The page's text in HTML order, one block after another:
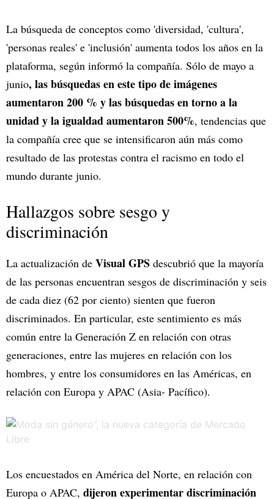
La búsqueda de conceptos como 'diversidad, 'cultura',
'personas reales' e 'inclusión' aumenta todos los años en la
plataforma, según informó la compañía. Sólo de mayo a
junio, las búsquedas en este tipo de imágenes
aumentaron 200 % y las búsquedas en torno a la
unidad y la igualdad aumentaron 500%, tendencias que
la compañía cree que se intensificaron aún más como
resultado de las protestas contra el racismo en todo el
mundo durante junio.
Hallazgos sobre sesgo y
discriminación
La actualización de Visual GPS descubrió que la mayoría
de las personas encuentran sesgos de discriminación y seis
de cada diez (62 por ciento) sienten que fueron
discriminados. En particular, este sentimiento es más
común entre la Generación Z en relación con otras
generaciones, entre las mujeres en relación con los
hombres, y entre los consumidores en las Américas, en
relación con Europa y APAC (Asia- Pacífico).
Los encuestados en América del Norte, en relación con
Europa o APAC, dijeron experimentar discriminación